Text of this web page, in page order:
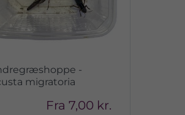
-
migratoria
Fra 7,00 kr.